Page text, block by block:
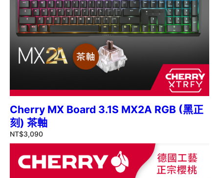
Cherry MX Board 3.1S MX2A RGB (黑正
刻) 茶軸
NT$3,090